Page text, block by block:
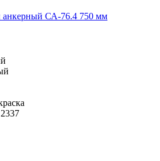
анкерный СА-76.4 750 мм
2337